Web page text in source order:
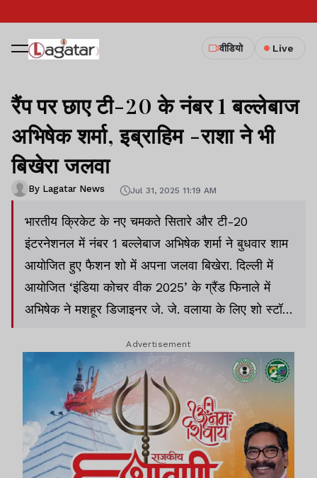
वीडियो Live
रैंप पर छाए टी-20 के नंबर 1 बल्लेबाज
अभिषेक शर्मा, इब्राहिम -राशा ने भी
बिखेरा जलवा
By Lagatar News Jul 31, 2025 11:19 AM
भारतीय क्रिकेट के नए चमकते सितारे और टी-20
इंटरनेशनल में नंबर 1 बल्लेबाज अभिषेक शर्मा ने बुधवार शाम
आयोजित हुए फैशन शो में अपना जलवा बिखेरा. दिल्ली में
आयोजित ‘इंडिया कोचर वीक 2025’ के ग्रैंड फिनाले में
अभिषेक ने मशहूर डिजाइनर जे. जे. वलाया के लिए शो स्टॉपर
Advertisement